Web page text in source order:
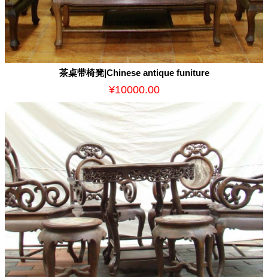
茶桌带椅凳|Chinese antique funiture
¥10000.00